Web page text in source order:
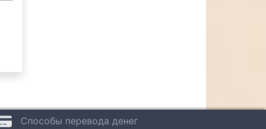
Способы перевода денег